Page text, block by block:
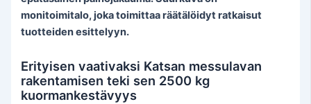
monitoimitalo, joka toimittaa räätälöidyt ratkaisut
tuotteiden esittelyyn.
Erityisen vaativaksi Katsan messulavan
rakentamisen teki sen 2500 kg
kuormankestävyys